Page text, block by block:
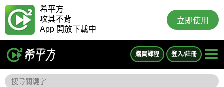
希平方
攻其不背
App 開放下載中
立即使用
購買課程 登入/註冊